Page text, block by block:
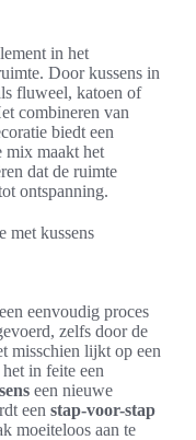
in het
Door kussens in
fluweel, katoen of
combineren van
biedt een
mix maakt het
dat de ruimte
ontspanning.
eenvoudig proces
zelfs door de
misschien lijkt op een
in feite een
een nieuwe
een stap-voor-stap
moeiteloos aan te